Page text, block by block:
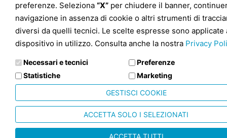
preferenze. Seleziona “X” per chiudere il banner,
navigazione in assenza di cookie o altri strumenti di
diversi da quelli tecnici. Le scelte espresse sono applicate
dispositivo in utilizzo. Consulta anche la nostra Privacy
Necessari e tecnici
Preferenze
Statistiche
Marketing
GESTISCI COOKIE
ACCETTA SOLO I SELEZIONATI
ACCETTA TUTTI